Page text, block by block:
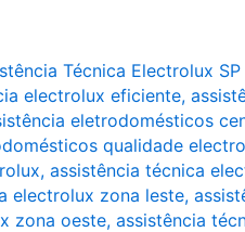
Técnica Electrolux SP
electrolux eficiente,
eletrodomésticos
qualidade
, assistência técnica
electrolux zona leste,
zona oeste, assistência